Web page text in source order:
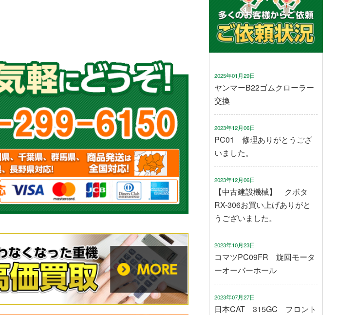
2025年01月29日
ヤンマーB22ゴムクローラー
交換
2023年12月06日
PC01 修理ありがとうござ
いました。
2023年12月06日
【中古建設機械】 クボタ
RX-306お買い上げありがと
うございました。
2023年10月23日
コマツPC09FR 旋回モータ
ーオーバーホール
2023年07月27日
日本CAT 315GC フロント